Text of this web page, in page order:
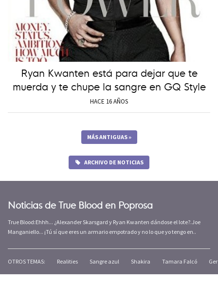
Ryan Kwanten está para dejar que te
muerda y te chupe la sangre en GQ Style
HACE 16 AÑOS
MÁS ANTIGUAS »
ARCHIVO DE NOTICIAS
Noticias de True Blood en Poprosa
True Blood:Ehhh... ¿Alexander Skarsgard y Ryan Kwanten dándose el lote?.Joe
Manganiello... ¡Tú sí que eres un armario empotrado y no lo que yo tengo en..
OTROS TEMAS: Realities Sangre azul Shakira Tamara Falcó